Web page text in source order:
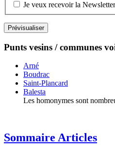
Je veux recevoir la Newsletter
Punts vesins / communes
Arné
Boudrac
Saint-Plancard
Balesta
Les homonymes sont
Sommaire Articles